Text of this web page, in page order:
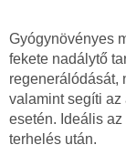
Gyógynövényes
fekete nadálytő
regenerálódását,
valamint segíti az
esetén. Ideális
terhelés után.